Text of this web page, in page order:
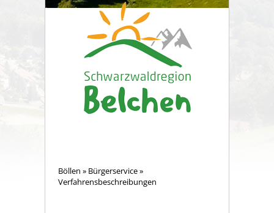
Böllen » Bürgerservice»
Verfahrensbeschreibungen